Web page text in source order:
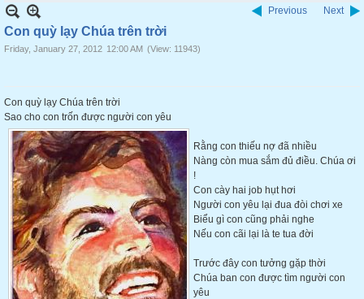
Previous Next
Con quỳ lạy Chúa trên trời
Friday, January 27, 2012 12:00 AM (View: 11943)
Con quỳ lạy Chúa trên trời
Sao cho con trốn được người con yêu
Rằng con thiếu nợ đã nhiều
Nàng còn mua sắm đủ điều. Chúa ơi
!
Con cày hai job hụt hơi
Người con yêu lại đua đòi chơi xe
Biểu gì con cũng phải nghe
Nếu con cãi lại là te tua đời
Trước đây con tưởng gặp thời
Chúa ban con được tìm người con
yêu